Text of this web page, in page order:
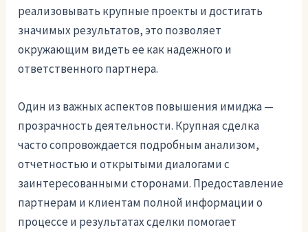
реализовывать крупные проекты и достигать
значимых результатов, это позволяет
окружающим видеть ее как надежного и
ответственного партнера.
Один из важных аспектов повышения имиджа —
прозрачность деятельности. Крупная сделка
часто сопровождается подробным анализом,
отчетностью и открытыми диалогами с
заинтересованными сторонами. Предоставление
партнерам и клиентам полной информации о
процессе и результатах сделки помогает